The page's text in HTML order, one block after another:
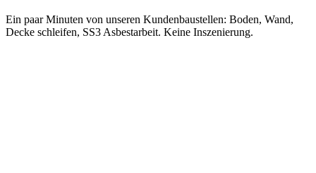
Ein paar Minuten von unseren Kundenbaustellen: Boden, Wand,
Decke schleifen, SS3 Asbestarbeit. Keine Inszenierung.